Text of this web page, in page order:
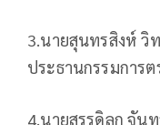
3.นายสุนทรสิงห์ วิ
ประธานกรรมการ
4.นายสรรดิลก จัน